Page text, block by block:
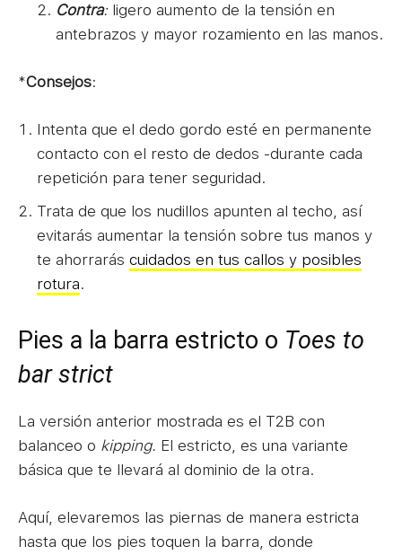
Contra:ligero aumento de la tensión en
antebrazos y mayor rozamiento en las manos.
*Consejos:
Intenta que el dedo gordo esté en permanente
contacto con el resto de dedos -durante cada
repetición para tener seguridad.
Trata de que los nudillos apunten al techo, así
evitarás aumentar la tensión sobre tus manos y
te ahorrarás cuidados en tus callos y posibles
rotura.
Pies a la barra estricto o Toes to
bar strict
La versión anterior mostrada es el T2B con
balanceo o kipping. El estricto, es una variante
básica que te llevará al dominio de la otra.
Aquí, elevaremos las piernas de manera estricta
hasta que los pies toquen la barra, donde